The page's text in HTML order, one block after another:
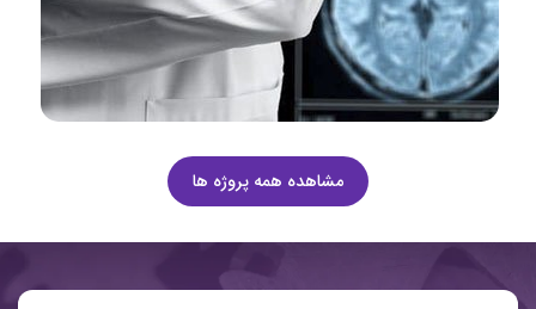
مشاهده همه پروژه ها